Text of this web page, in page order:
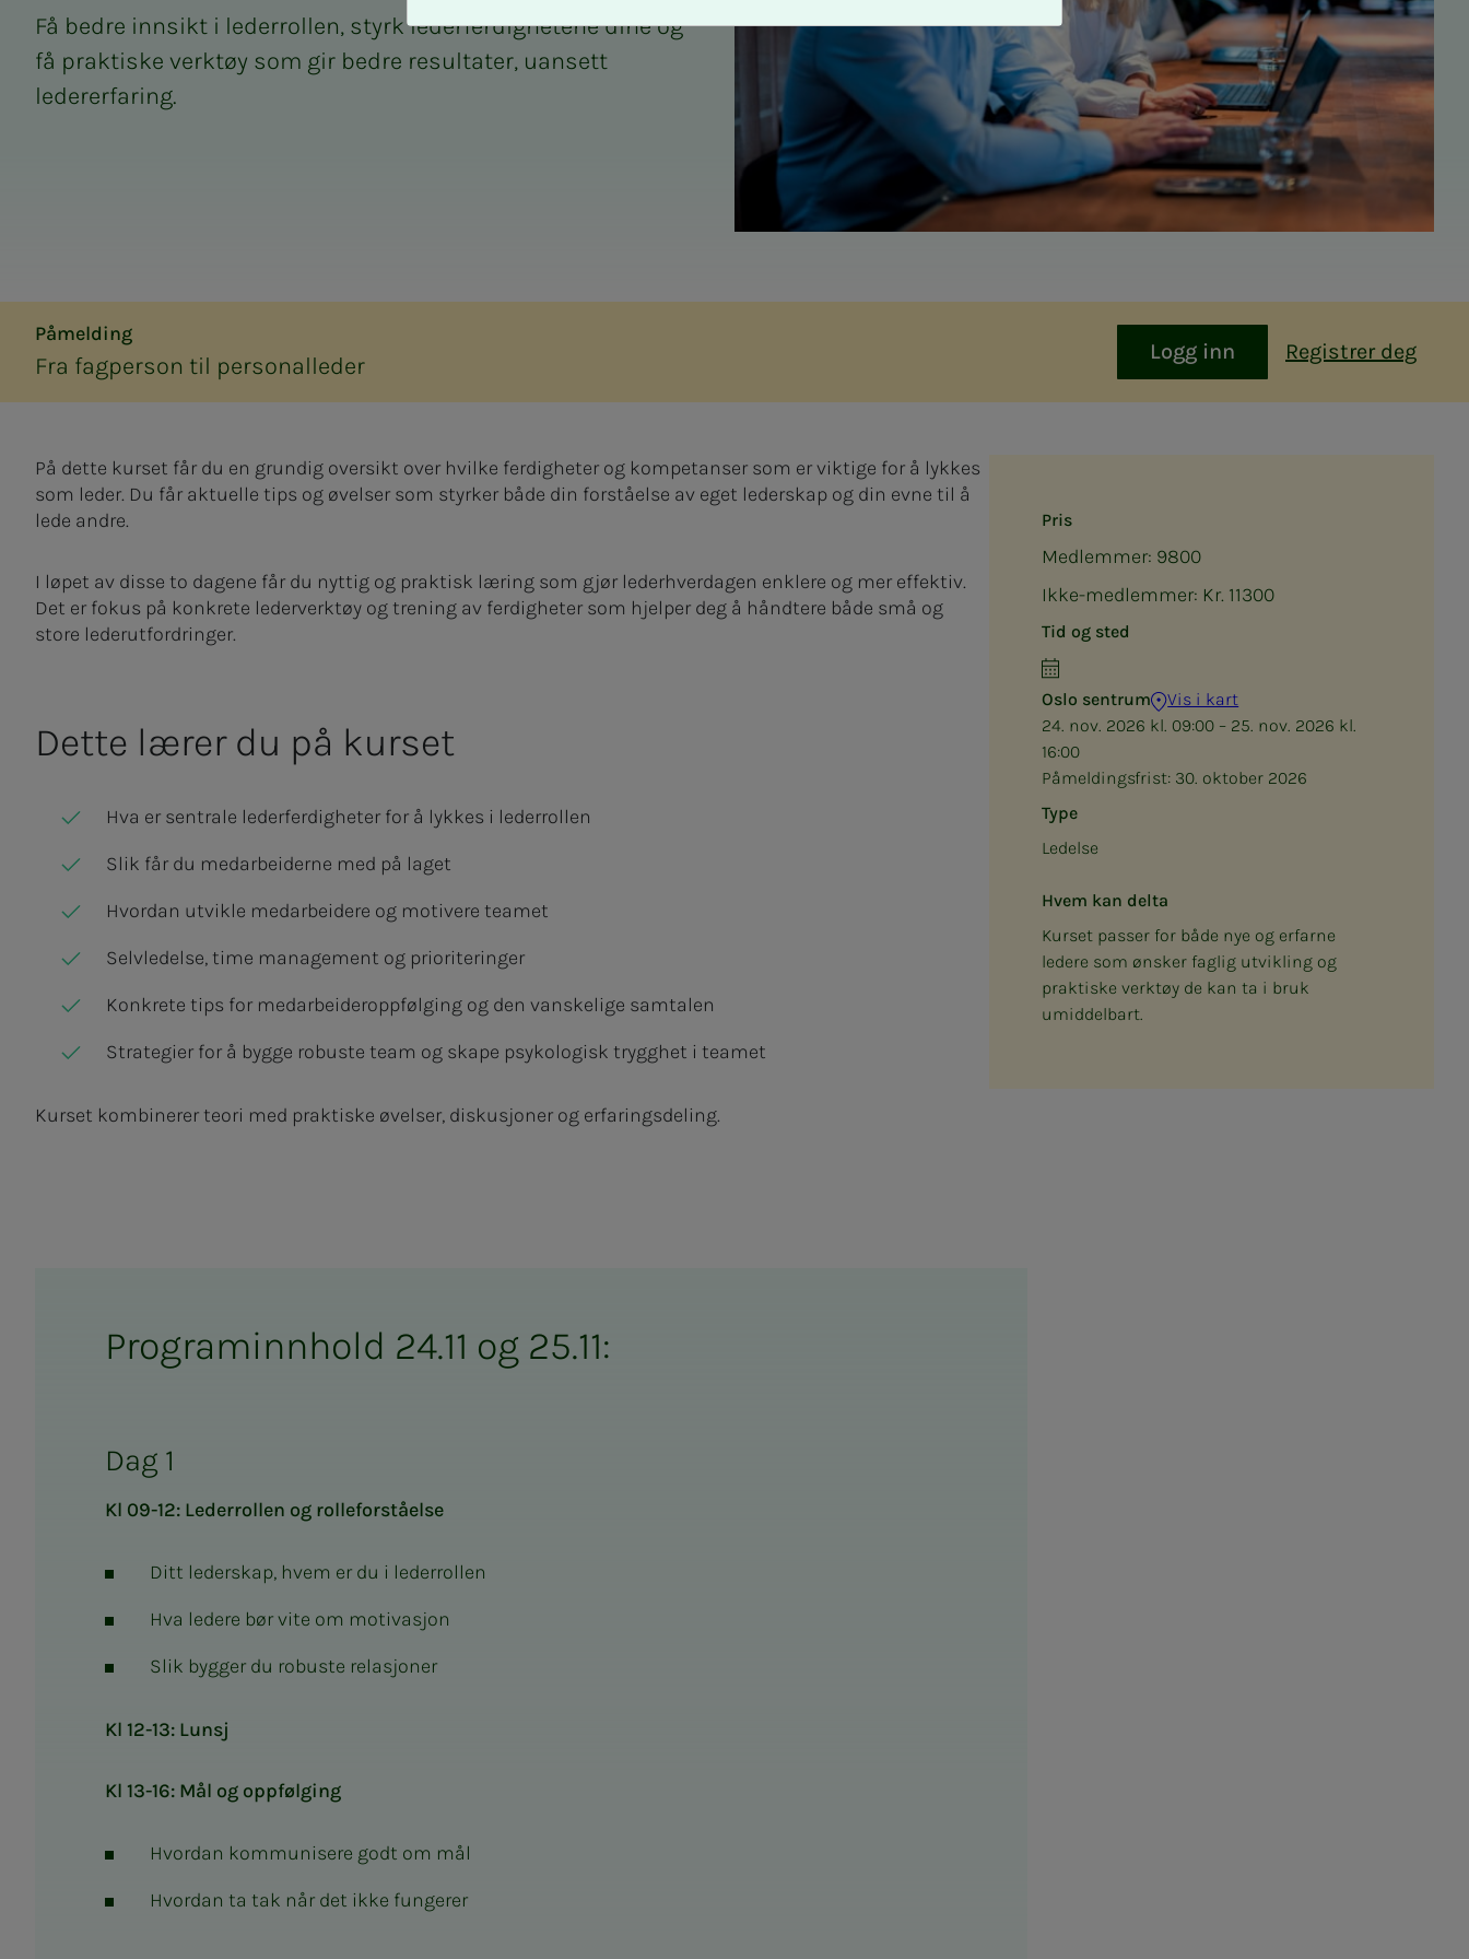
Få bedre innsikt i lederrollen, styrk lederferdighetene dine og
få praktiske verktøy som gir bedre resultater, uansett
ledererfaring.
Påmelding
Fra fagperson til personalleder
Logg inn Registrer deg
Pris
Medlemmer: 9800
Ikke-medlemmer: Kr. 11300
Tid og sted
Oslo sentrum
Vis i kart
24. nov. 2026 kl. 09:00 – 25. nov. 2026 kl.
16:00
Påmeldingsfrist: 30. oktober 2026
Type
Ledelse
Hvem kan delta
Kurset passer for både nye og erfarne
ledere som ønsker faglig utvikling og
praktiske verktøy de kan ta i bruk
umiddelbart.
På dette kurset får du en grundig oversikt over hvilke ferdigheter og kompetanser som er viktige for å lykkes
som leder. Du får aktuelle tips og øvelser som styrker både din forståelse av eget lederskap og din evne til å
lede andre.
I løpet av disse to dagene får du nyttig og praktisk læring som gjør lederhverdagen enklere og mer effektiv.
Det er fokus på konkrete lederverktøy og trening av ferdigheter som hjelper deg å håndtere både små og
store lederutfordringer.
Dette lærer du på kurset
Hva er sentrale lederferdigheter for å lykkes i lederrollen
Slik får du medarbeiderne med på laget
Hvordan utvikle medarbeidere og motivere teamet
Selvledelse, time management og prioriteringer
Konkrete tips for medarbeideroppfølging og den vanskelige samtalen
Strategier for å bygge robuste team og skape psykologisk trygghet i teamet
Kurset kombinerer teori med praktiske øvelser, diskusjoner og erfaringsdeling.
Programinnhold 24.11 og 25.11:
Dag 1
Kl 09-12: Lederrollen og rolleforståelse
Ditt lederskap, hvem er du i lederrollen
Hva ledere bør vite om motivasjon
Slik bygger du robuste relasjoner
Kl 12-13: Lunsj
Kl 13-16: Mål og oppfølging
Hvordan kommunisere godt om mål
Hvordan ta tak når det ikke fungerer
v
v